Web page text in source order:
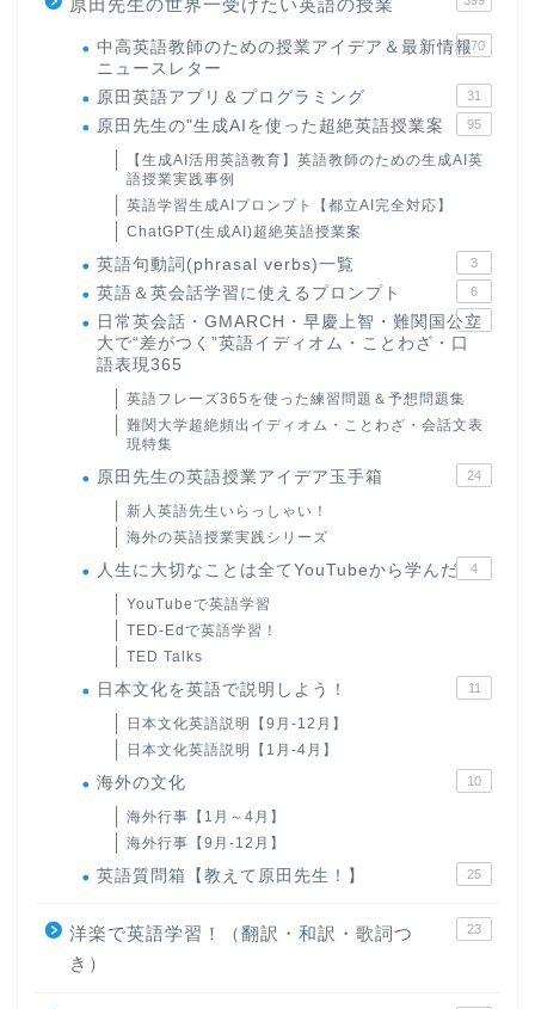
原田先生の世界一受けたい英語の授業
中高英語教師のための授業アイデア＆最新情報
ニュースレター
170
原田英語アプリ＆プログラミング 31
原田先生の"生成AIを使った超絶英語授業案 95
【生成AI活用英語教育】英語教師のための生成AI英
語授業実践事例
英語学習生成AIプロンプト【都立AI完全対応】
ChatGPT(生成AI)超絶英語授業案
英語句動詞(phrasal verbs)一覧 3
英語＆英会話学習に使えるプロンプト 6
日常英会話・GMARCH・早慶上智・難関国公立
大で“差がつく”英語イディオム・ことわざ・口
語表現365
22
英語フレーズ365を使った練習問題＆予想問題集
難関大学超絶頻出イディオム・ことわざ・会話文表
現特集
原田先生の英語授業アイデア玉手箱 24
新人英語先生いらっしゃい！
海外の英語授業実践シリーズ
人生に大切なことは全てYouTubeから学んだ 4
YouTubeで英語学習
TED-Edで英語学習！
TED Talks
日本文化を英語で説明しよう！ 11
日本文化英語説明【9月-12月】
日本文化英語説明【1月-4月】
海外の文化 10
海外行事【1月～4月】
海外行事【9月-12月】
英語質問箱【教えて原田先生！】 25
洋楽で英語学習！（翻訳・和訳・歌詞つ
き）
23